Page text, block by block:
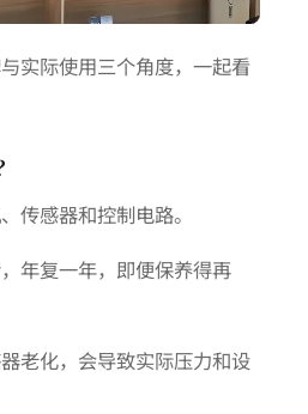
实际使用三个角度，一起看
传感器和控制电路。
年复一年，即便保养得再
老化，会导致实际压力和设